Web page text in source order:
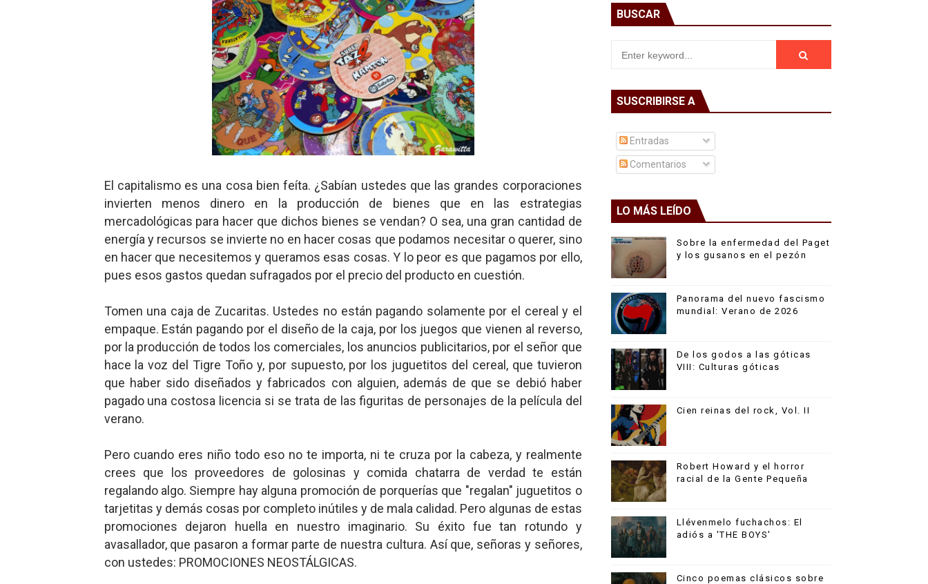
Charlie Kirk y la izquierda asesina
Dios es Cambio: Filosofía Earthseed para el fin del mundo
Nuestra era de genocidios
Mis historias favoritas de Superman
Transformers: ¿Una película marxista?
Definiendo: ¿Qué es el fascismo?
Panorama del nuevo fascismo mundial: Verano de 2026
Llévenmelo fuchachos: El adiós a 'THE BOYS'
Mario: La epopeya del fontanero - Parte II
Mario: La epopeya del fontanero - Parte I
Pequeña Filmoteca Antifascista
Pokémon: La película existencialista
El capitalismo es una cosa bien feíta. ¿Sabían ustedes que las grandes corporaciones
invierten menos dinero en la producción de bienes que en las estrategias
mercadológicas para hacer que dichos bienes se vendan? O sea, una gran cantidad de
energía y recursos se invierte no en hacer cosas que podamos necesitar o querer, sino
en hacer que necesitemos y queramos esas cosas. Y lo peor es que pagamos por ello,
pues esos gastos quedan sufragados por el precio del producto en cuestión.
Tomen una caja de Zucaritas. Ustedes no están pagando solamente por el cereal y el
empaque. Están pagando por el diseño de la caja, por los juegos que vienen al reverso,
por la producción de todos los comerciales, los anuncios publicitarios, por el señor que
hace la voz del Tigre Toño y, por supuesto, por los juguetitos del cereal, que tuvieron
que haber sido diseñados y fabricados con alguien, además de que se debió haber
pagado una costosa licencia si se trata de las figuritas de personajes de la película del
verano.
Pero cuando eres niño todo eso no te importa, ni te cruza por la cabeza, y realmente
crees que los proveedores de golosinas y comida chatarra de verdad te están
regalando algo. Siempre hay alguna promoción de porquerías que "regalan" juguetitos o
tarjetitas y demás cosas por completo inútiles y de mala calidad. Pero algunas de estas
promociones dejaron huella en nuestro imaginario. Su éxito fue tan rotundo y
avasallador, que pasaron a formar parte de nuestra cultura. Así que, señoras y señores,
con ustedes: PROMOCIONES NEOSTÁLGICAS.
BUSCAR
SUSCRIBIRSE A
Entradas
Comentarios
LO MÁS LEÍDO
Sobre la enfermedad del Paget
y los gusanos en el pezón
Panorama del nuevo fascismo
mundial: Verano de 2026
De los godos a las góticas
VIII: Culturas góticas
Cien reinas del rock, Vol. II
Robert Howard y el horror
racial de la Gente Pequeña
Llévenmelo fuchachos: El
adiós a 'THE BOYS'
Cinco poemas clásicos sobre